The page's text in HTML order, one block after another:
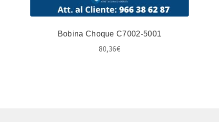
Bobina Choque C7002-5001
80,36€